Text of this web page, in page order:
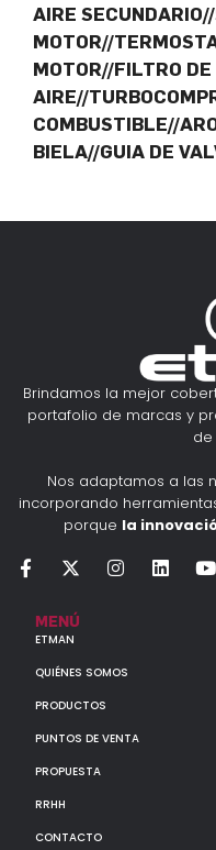
AIRE
MOTOR//
MOTOR//FILTRO DE
AIRE//
COMBUSTIBLE//
BIELA//GUIA DE
Brindamos la mejor
portafolio de marcas y
de
Nos adaptamos a las
incorporando
porque la
MENÚ
ETMAN
QUIÉNES SOMOS
PRODUCTOS
PUNTOS DE VENTA
PROPUESTA
RRHH
CONTACTO